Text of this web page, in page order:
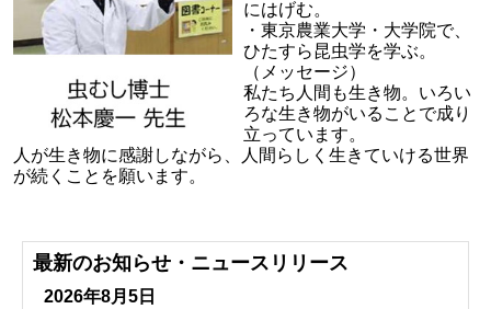
にはげむ。
・東京農業大学・大学院で、
ひたすら昆虫学を学ぶ。
（メッセージ）
私たち人間も生き物。いろい
ろな生き物がいることで成り
立っています。
人が生き物に感謝しながら、人間らしく生きていける世界
が続くことを願います。
最新のお知らせ・ニュースリリース
2026年8月5日